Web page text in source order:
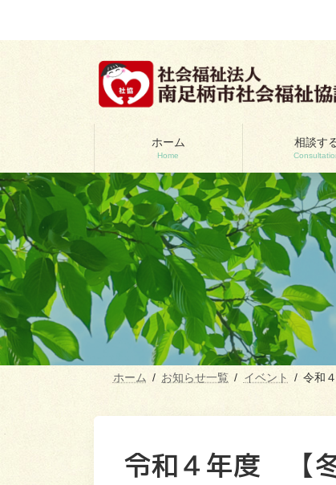
テ
ゲ
ホーム
Home
相談す
ホーム お知らせ一覧 イベント 令和
令和４年度 【